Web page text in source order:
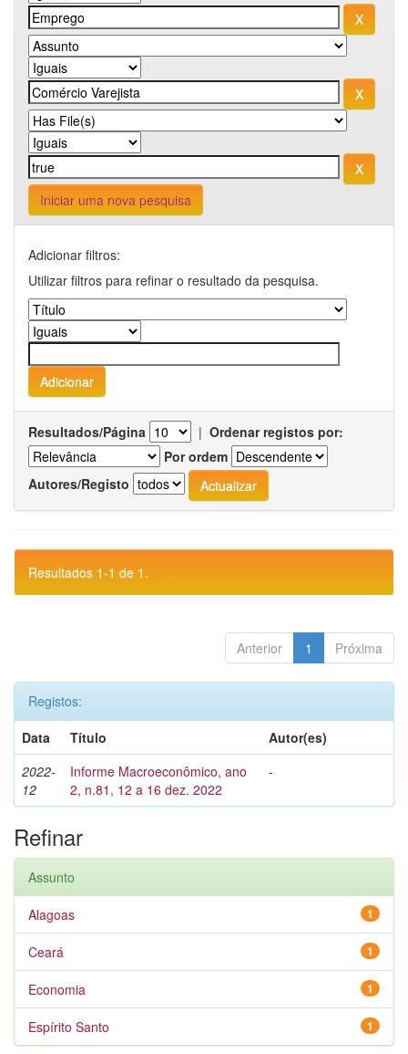
Iniciar uma nova pesquisa
Adicionar filtros:
Utilizar filtros para refinar o resultado da pesquisa.
Resultados/Página | Ordenar registos por:
Por ordem
Autores/Registo
Resultados 1-1 de 1.
Anterior 1 Próxima
Registos:
Data
Título
Autor(es)
2022-
12
Informe Macroeconômico, ano
2, n.81, 12 a 16 dez. 2022
-
Refinar
Assunto
1
Alagoas
1
Ceará
1
Economia
1
Espírito Santo